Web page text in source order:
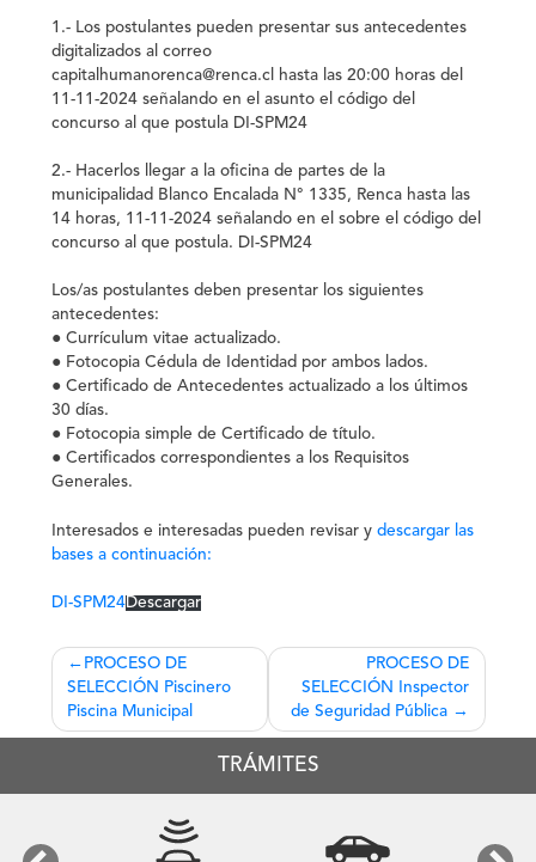
1.- Los postulantes pueden presentar sus antecedentes
digitalizados al correo
capitalhumanorenca@renca.cl hasta las 20:00 horas del
11-11-2024 señalando en el asunto el código del
concurso al que postula DI-SPM24
2.- Hacerlos llegar a la oficina de partes de la
municipalidad Blanco Encalada N° 1335, Renca hasta las
14 horas, 11-11-2024 señalando en el sobre el código del
concurso al que postula. DI-SPM24
Los/as postulantes deben presentar los siguientes
antecedentes:
● Currículum vitae actualizado.
● Fotocopia Cédula de Identidad por ambos lados.
● Certificado de Antecedentes actualizado a los últimos
30 días.
● Fotocopia simple de Certificado de título.
● Certificados correspondientes a los Requisitos
Generales.
Interesados e interesadas pueden revisar y descargar las
bases a continuación:
DI-SPM24Descargar
Navegación
de
entradas
PROCESO DE
SELECCIÓN Piscinero
Piscina Municipal
PROCESO DE
SELECCIÓN Inspector
de Seguridad Pública
TRÁMITES